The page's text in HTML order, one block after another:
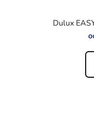
Dulux